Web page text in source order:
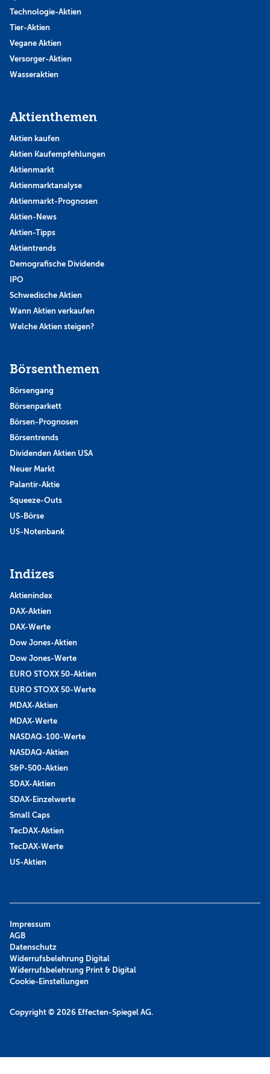
Technologie-Aktien
Tier-Aktien
Vegane Aktien
Versorger-Aktien
Wasseraktien
Aktienthemen
Aktien kaufen
Aktien Kaufempfehlungen
Aktienmarkt
Aktienmarktanalyse
Aktienmarkt-Prognosen
Aktien-News
Aktien-Tipps
Aktientrends
Demografische Dividende
IPO
Schwedische Aktien
Wann Aktien verkaufen
Welche Aktien steigen?
Börsenthemen
Börsengang
Börsenparkett
Börsen-Prognosen
Börsentrends
Dividenden Aktien USA
Neuer Markt
Palantir-Aktie
Squeeze-Outs
US-Börse
US-Notenbank
Indizes
Aktienindex
DAX-Aktien
DAX-Werte
Dow Jones-Aktien
Dow Jones-Werte
EURO STOXX 50-Aktien
EURO STOXX 50-Werte
MDAX-Aktien
MDAX-Werte
NASDAQ-100-Werte
NASDAQ-Aktien
S&P-500-Aktien
SDAX-Aktien
SDAX-Einzelwerte
Small Caps
TecDAX-Aktien
TecDAX-Werte
US-Aktien
Copyright © 2026 Effecten-Spiegel AG.
Impressum
AGB
Datenschutz
Widerrufsbelehrung Digital
Widerrufsbelehrung Print & Digital
Cookie-Einstellungen